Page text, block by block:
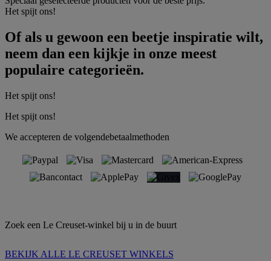
Het spijt ons!
Of als u gewoon een beetje inspiratie wilt,
neem dan een kijkje in onze meest
populaire categorieën.
Het spijt ons!
Het spijt ons!
We accepteren de volgendebetaalmethoden
Zoek een Le Creuset-winkel bij u in de buurt
BEKIJK ALLE LE CREUSET WINKELS